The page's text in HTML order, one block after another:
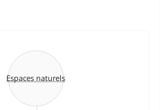
Espaces naturels